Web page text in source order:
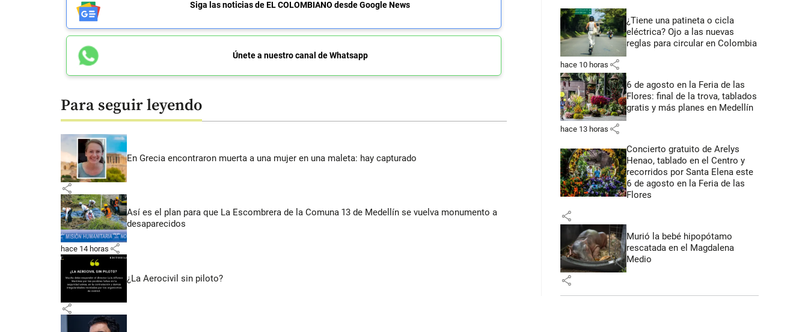
Siga las noticias de EL COLOMBIANO desde Google News
Únete a nuestro canal de Whatsapp
Para seguir leyendo
En Grecia encontraron muerta a una mujer en una maleta: hay capturado
share
Así es el plan para que La Escombrera de la Comuna 13 de Medellín se vuelva monumento a
desaparecidos
hace 14 horas share
¿La Aerocivil sin piloto?
share
¿Tiene una patineta o cicla
eléctrica? Ojo a las nuevas
reglas para circular en Colombia
hace 10 horas share
6 de agosto en la Feria de las
Flores: final de la trova, tablados
gratis y más planes en Medellín
hace 13 horas share
Concierto gratuito de Arelys
Henao, tablado en el Centro y
recorridos por Santa Elena este
6 de agosto en la Feria de las
Flores
share
Murió la bebé hipopótamo
rescatada en el Magdalena
Medio
share